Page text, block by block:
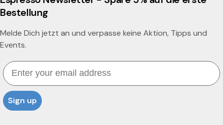
Bestellung
Melde Dich jetzt an und verpasse keine Aktion, Tipps und
Events.
Email
Sign up